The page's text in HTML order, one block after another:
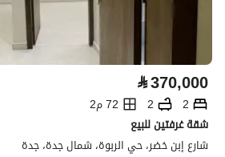
⃁370,000
2
2
72 م2
شقة غرفتين للبيع
شارع إبن خضر، حي الربوة، شمال جدة، جدة